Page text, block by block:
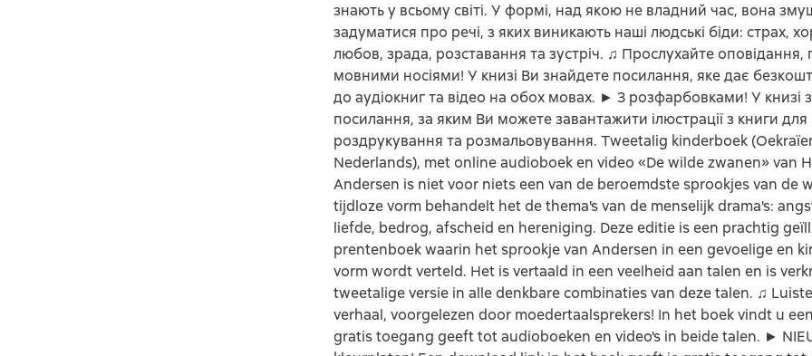
знають у всьому світі. У формі, над якою не владний час, вона
задуматися про речі, з яких виникають наші людські біди: страх,
любов, зрада, розставання та зустріч. ♫ Прослухайте оповідання,
мовними носіями! У книзі Ви знайдете посилання, яке дає
до аудіокниг та відео на обох мовах. ► З розфарбовками! У книзі
посилання, за яким Ви можете завантажити ілюстрації з книги для
роздрукування та розмальовування. Tweetalig kinderboek
Nederlands), met online audioboek en video «De wilde zwanen» van
Andersen is niet voor niets een van de beroemdste sprookjes van de
tijdloze vorm behandelt het de thema's van de menselijk drama's:
liefde, bedrog, afscheid en hereniging. Deze editie is een prachtig
prentenboek waarin het sprookje van Andersen in een gevoelige en
vorm wordt verteld. Het is vertaald in een veelheid aan talen en is
tweetalige versie in alle denkbare combinaties van deze talen. ♫
verhaal, voorgelezen door moedertaalsprekers! In het boek vindt u
gratis toegang geeft tot audioboeken en video's in beide talen. ►